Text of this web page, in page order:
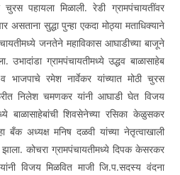
चुरस पहायला मिळाली. रेडी ग्रामपंचायतींवर
असताना सुद्धा पुन्हा एकदा मोठ्या मताधिक्याने
जनतेने महाविकास आघाडीच्या बाजूने
ग्रामपंचायतीमध्ये उद्धव बाळासाहेब
रमेश नार्वेकर यांच्यात मोठी चुरस
निलेश चमणकर यांनी आघाडी घेत विजय
बाळासाहेबांची शिवसेनेच्या रसिका केळुसकर
बँक अध्यक्ष मनिष दळवी यांच्या नेतृत्वाखाली
कोचरा ग्रामपंचायतीमध्ये दिपक केसरकर
विजय मिळवित माजी जि.प.सदस्य वंदना